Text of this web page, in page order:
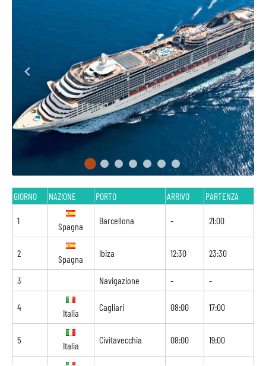
GIORNO NAZIONE PORTO ARRIVO PARTENZA
1
Spagna
Barcellona - 21:00
2
Spagna
Ibiza 12:30 23:30
3 Navigazione - -
4
Italia
Cagliari 08:00 17:00
5
Italia
Civitavecchia 08:00 19:00